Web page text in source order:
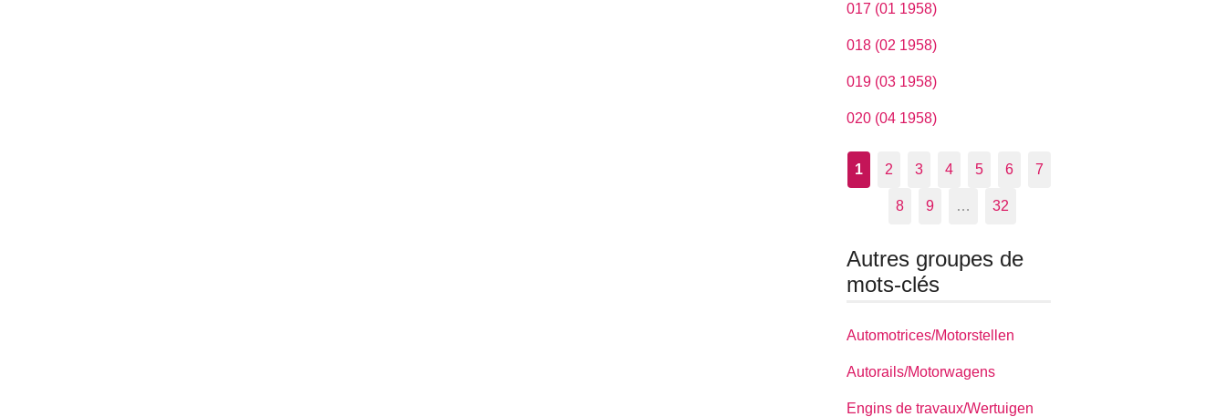
017 (01 1958)
018 (02 1958)
019 (03 1958)
020 (04 1958)
1 2 3 4 5 6 7
8 9 … 32
Autres groupes de
mots-clés
Automotrices/Motorstellen
Autorails/Motorwagens
Engins de travaux/Wertuigen